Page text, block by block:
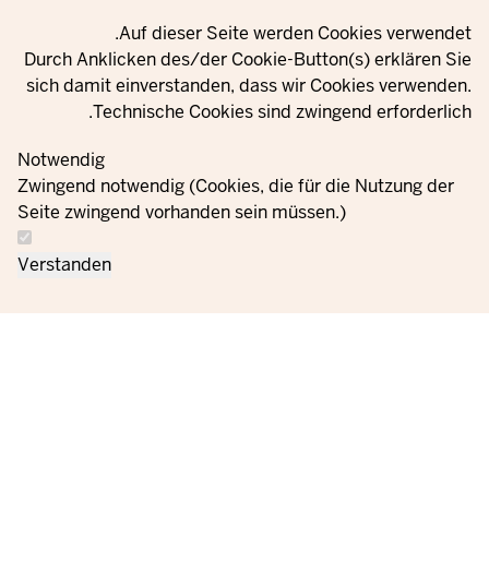
Privacy settings
Auf dieser Seite werden Cookies verwendet.
Durch Anklicken des/der Cookie-Button(s) erklären Sie
sich damit einverstanden, dass wir Cookies verwenden.
Technische Cookies sind zwingend erforderlich.
Notwendig
Zwingend notwendig (Cookies, die für die Nutzung der
Seite zwingend vorhanden sein müssen.)
Verstanden